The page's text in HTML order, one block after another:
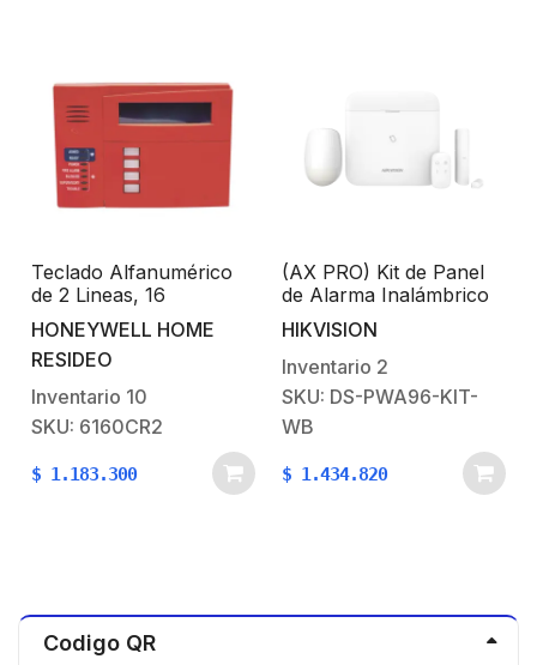
Teclado Alfanumérico
de 2 Lineas, 16
Caracteres Cada Una y
3 LED´s de Problema en
el Sistema.
HONEYWELL HOME
RESIDEO
Inventario 10
SKU: 6160CR2
$ 1.183.300
(AX PRO) Kit de Panel
de Alarma Inalámbrico
de Hikvision / Soporta
96 Zonas / Lector de
Tag integrado / 3G/4G,
Wi-Fi y Ethernet /
Incluye Batería de
respaldo / Compatible
con los Accesorios AX
PRO.
HIKVISION
Inventario 2
SKU: DS-PWA96-KIT-
WB
$ 1.434.820
Codigo QR